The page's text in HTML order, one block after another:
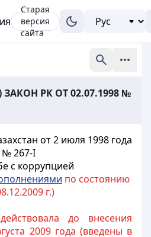
Старая
версия
сайта
РК ОТ 02.07.1998 №
от 2 июля 1998 года
№ 267-I
с коррупцией
по состоянию
г.)
до внесения
2009 года (введены в